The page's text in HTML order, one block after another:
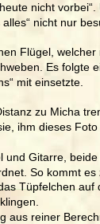
nicht
nicht nur
Flügel,
Es folgte
mit einsetzte.
zu Micha
ihm dieses
Gitarre,
So kommt es
Tüpfelchen
aus reiner